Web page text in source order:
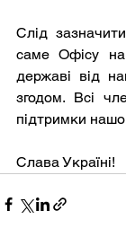
Слід
саме Офісу
державі від
згодом. Всі
підтримки
Слава Україні!